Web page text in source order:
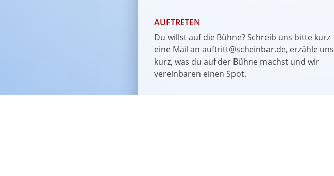
AUFTRETEN
Du willst auf die Bühne? Schreib uns bitte kurz
eine Mail an auftritt@scheinbar.de, erzähle uns
kurz, was du auf der Bühne machst und wir
vereinbaren einen Spot.